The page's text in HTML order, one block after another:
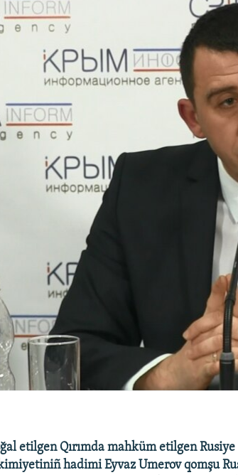
etilgen Qırımda mahküm etilgen
hadimi Eyvaz Umerov qomşu